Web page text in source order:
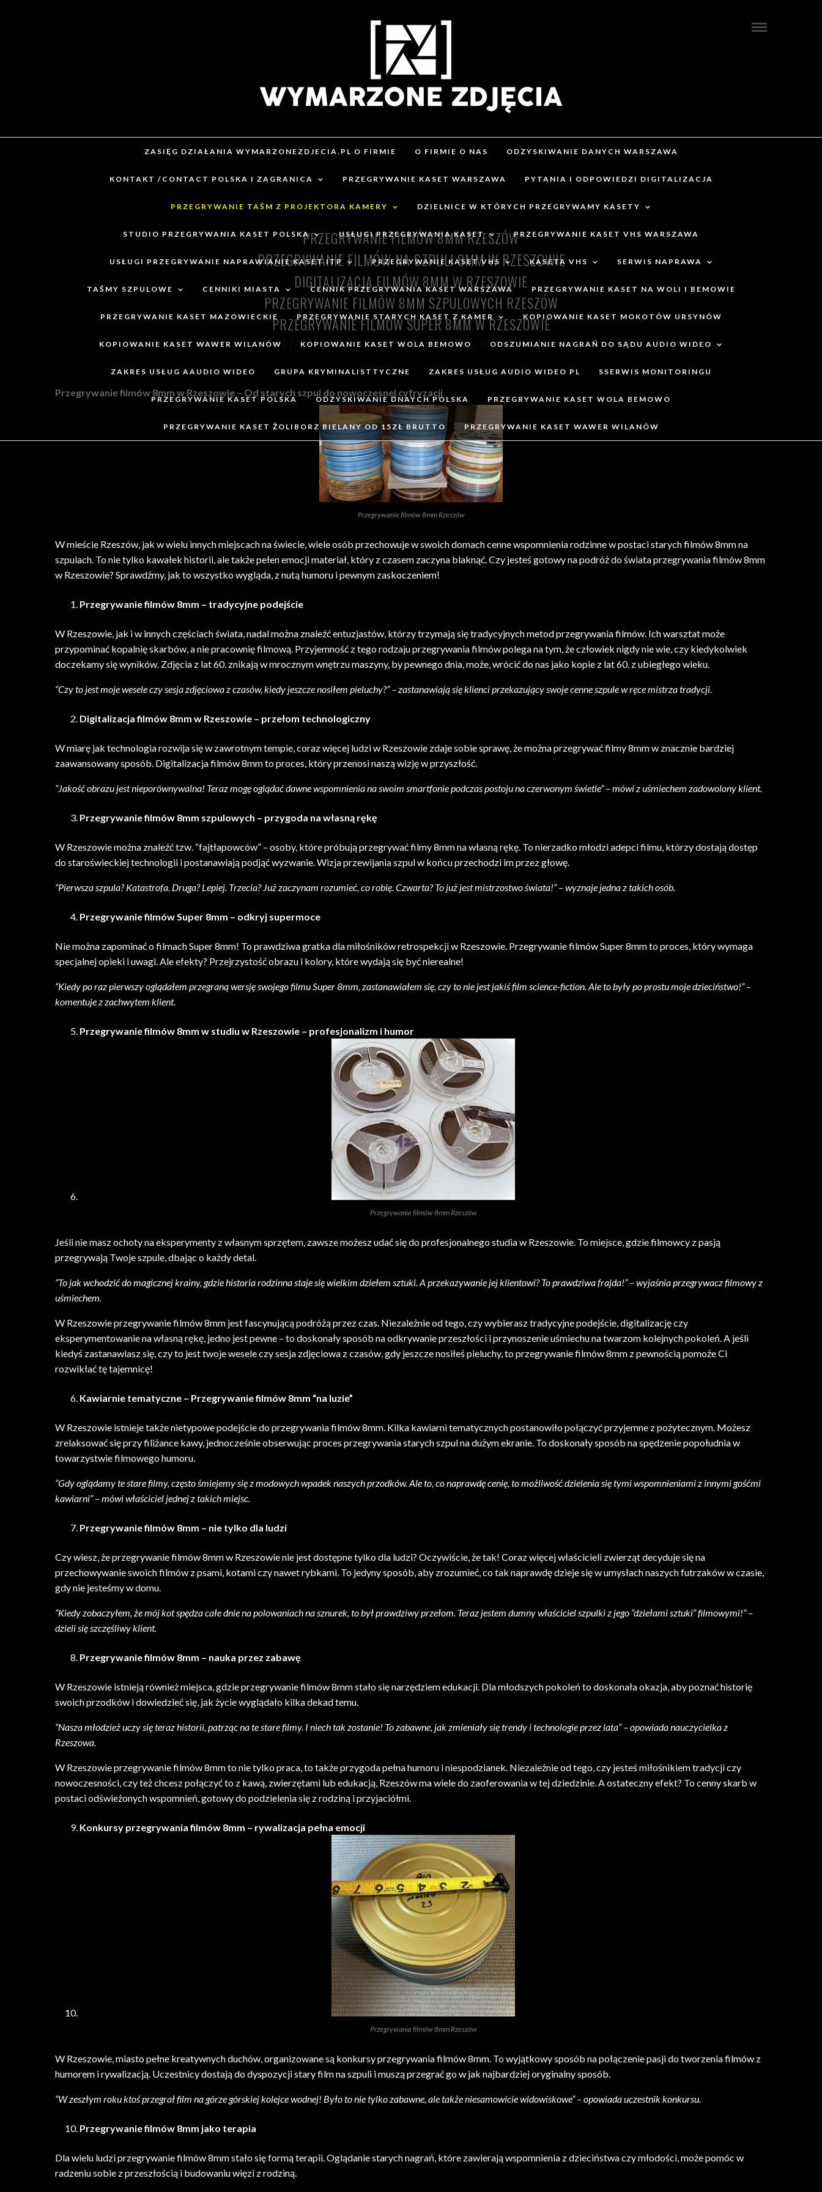
ZASIĘG DZIAŁANIA WYMARZONEZDJECIA.PL O FIRMIE O FIRMIE O NAS ODZYSKIWANIE DANYCH WARSZAWA
KONTAKT /CONTACT POLSKA I ZAGRANICA PRZEGRYWANIE KASET WARSZAWA PYTANIA I ODPOWIEDZI DIGITALIZACJA
PRZEGRYWANIE TAŚM Z PROJEKTORA KAMERY DZIELNICE W KTÓRYCH PRZEGRYWAMY KASETY
STUDIO PRZEGRYWANIA KASET POLSKA USŁUGI PRZEGRYWANIA KASET PRZEGRYWANIE KASET VHS WARSZAWA
USŁUGI PRZEGRYWANIE NAPRAWIANIE KASET ITP PRZEGRYWANIE KASET VHS KASETA VHS SERWIS NAPRAWA
TAŚMY SZPULOWE CENNIKI MIASTA CENNIK PRZEGRYWANIA KASET WARSZAWA PRZEGRYWANIE KASET NA WOLI I BEMOWIE
PRZEGRYWANIE KASET MAZOWIECKIE PRZEGRYWANIE STARYCH KASET Z KAMER KOPIOWANIE KASET MOKOTÓW URSYNÓW
KOPIOWANIE KASET WAWER WILANÓW KOPIOWANIE KASET WOLA BEMOWO ODSZUMIANIE NAGRAŃ DO SĄDU AUDIO WIDEO
ZAKRES USŁUG AAUDIO WIDEO GRUPA KRYMINALISTTYCZNE ZAKRES USŁUG AUDIO WIDEO PL SSERWIS MONITORINGU
PRZEGRYWANIE KASET POLSKA ODZYSKIWANIE DNAYCH POLSKA PRZEGRYWANIE KASET WOLA BEMOWO
PRZEGRYWANIE KASET ŻOLIBORZ BIELANY OD 15ZŁ BRUTTO PRZEGRYWANIE KASET WAWER WILANÓW
PRZEGRYWANIE FILMÓW 8MM RZESZÓW
PRZEGRYWANIE FILMÓW NA SZPULI 8MM W RZESZOWIE
DIGITALIZACJA FILMÓW 8MM W RZESZOWIE
PRZEGRYWANIE FILMÓW 8MM SZPULOWYCH RZESZÓW
PRZEGRYWANIE FILMÓW SUPER 8MM W RZESZOWIE
PRZEGRYWANIE FILMÓW 8MM W STUDIU W RZESZOWIE
Przegrywanie filmów 8mm w Rzeszowie – Od starych szpul do nowoczesnej cyfryzacji
Przegrywanie filmów 8mm Rzeszów
W mieście Rzeszów, jak w wielu innych miejscach na świecie, wiele osób przechowuje w swoich domach cenne wspomnienia rodzinne w postaci starych filmów 8mm na
szpulach. To nie tylko kawałek historii, ale także pełen emocji materiał, który z czasem zaczyna blaknąć. Czy jesteś gotowy na podróż do świata przegrywania filmów 8mm
w Rzeszowie? Sprawdźmy, jak to wszystko wygląda, z nutą humoru i pewnym zaskoczeniem!
Przegrywanie filmów 8mm – tradycyjne podejście
W Rzeszowie, jak i w innych częściach świata, nadal można znaleźć entuzjastów, którzy trzymają się tradycyjnych metod przegrywania filmów. Ich warsztat może
przypominać kopalnię skarbów, a nie pracownię filmową. Przyjemność z tego rodzaju przegrywania filmów polega na tym, że człowiek nigdy nie wie, czy kiedykolwiek
doczekamy się wyników. Zdjęcia z lat 60. znikają w mrocznym wnętrzu maszyny, by pewnego dnia, może, wrócić do nas jako kopie z lat 60. z ubiegłego wieku.
“Czy to jest moje wesele czy sesja zdjęciowa z czasów, kiedy jeszcze nosiłem pieluchy?” – zastanawiają się klienci przekazujący swoje cenne szpule w ręce mistrza tradycji.
Digitalizacja filmów 8mm w Rzeszowie – przełom technologiczny
W miarę jak technologia rozwija się w zawrotnym tempie, coraz więcej ludzi w Rzeszowie zdaje sobie sprawę, że można przegrywać filmy 8mm w znacznie bardziej
zaawansowany sposób. Digitalizacja filmów 8mm to proces, który przenosi naszą wizję w przyszłość.
“Jakość obrazu jest nieporównywalna! Teraz mogę oglądać dawne wspomnienia na swoim smartfonie podczas postoju na czerwonym świetle” – mówi z uśmiechem zadowolony klient.
Przegrywanie filmów 8mm szpulowych – przygoda na własną rękę
W Rzeszowie można znaleźć tzw. “fajtłapowców” – osoby, które próbują przegrywać filmy 8mm na własną rękę. To nierzadko młodzi adepci filmu, którzy dostają dostęp
do staroświeckiej technologii i postanawiają podjąć wyzwanie. Wizja przewijania szpul w końcu przechodzi im przez głowę.
“Pierwsza szpula? Katastrofa. Druga? Lepiej. Trzecia? Już zaczynam rozumieć, co robię. Czwarta? To już jest mistrzostwo świata!” – wyznaje jedna z takich osób.
Przegrywanie filmów Super 8mm – odkryj supermoce
Nie można zapominać o filmach Super 8mm! To prawdziwa gratka dla miłośników retrospekcji w Rzeszowie. Przegrywanie filmów Super 8mm to proces, który wymaga
specjalnej opieki i uwagi. Ale efekty? Przejrzystość obrazu i kolory, które wydają się być nierealne!
“Kiedy po raz pierwszy oglądałem przegraną wersję swojego filmu Super 8mm, zastanawiałem się, czy to nie jest jakiś film science-fiction. Ale to były po prostu moje dzieciństwo!” –
komentuje z zachwytem klient.
Przegrywanie filmów 8mm w studiu w Rzeszowie – profesjonalizm i humor
Przegrywanie filmów 8mm Rzeszów
Jeśli nie masz ochoty na eksperymenty z własnym sprzętem, zawsze możesz udać się do profesjonalnego studia w Rzeszowie. To miejsce, gdzie filmowcy z pasją
przegrywają Twoje szpule, dbając o każdy detal.
“To jak wchodzić do magicznej krainy, gdzie historia rodzinna staje się wielkim dziełem sztuki. A przekazywanie jej klientowi? To prawdziwa frajda!” – wyjaśnia przegrywacz filmowy z
uśmiechem.
W Rzeszowie przegrywanie filmów 8mm jest fascynującą podróżą przez czas. Niezależnie od tego, czy wybierasz tradycyjne podejście, digitalizację czy
eksperymentowanie na własną rękę, jedno jest pewne – to doskonały sposób na odkrywanie przeszłości i przynoszenie uśmiechu na twarzom kolejnych pokoleń. A jeśli
kiedyś zastanawiasz się, czy to jest twoje wesele czy sesja zdjęciowa z czasów, gdy jeszcze nosiłeś pieluchy, to przegrywanie filmów 8mm z pewnością pomoże Ci
rozwikłać tę tajemnicę!
Kawiarnie tematyczne – Przegrywanie filmów 8mm “na luzie”
W Rzeszowie istnieje także nietypowe podejście do przegrywania filmów 8mm. Kilka kawiarni tematycznych postanowiło połączyć przyjemne z pożytecznym. Możesz
zrelaksować się przy filiżance kawy, jednocześnie obserwując proces przegrywania starych szpul na dużym ekranie. To doskonały sposób na spędzenie popołudnia w
towarzystwie filmowego humoru.
“Gdy oglądamy te stare filmy, często śmiejemy się z modowych wpadek naszych przodków. Ale to, co naprawdę cenię, to możliwość dzielenia się tymi wspomnieniami z innymi gośćmi
kawiarni” – mówi właściciel jednej z takich miejsc.
Przegrywanie filmów 8mm – nie tylko dla ludzi
Czy wiesz, że przegrywanie filmów 8mm w Rzeszowie nie jest dostępne tylko dla ludzi? Oczywiście, że tak! Coraz więcej właścicieli zwierząt decyduje się na
przechowywanie swoich filmów z psami, kotami czy nawet rybkami. To jedyny sposób, aby zrozumieć, co tak naprawdę dzieje się w umysłach naszych futrzaków w czasie,
gdy nie jesteśmy w domu.
“Kiedy zobaczyłem, że mój kot spędza całe dnie na polowaniach na sznurek, to był prawdziwy przełom. Teraz jestem dumny właściciel szpulki z jego “dziełami sztuki” filmowymi!” –
dzieli się szczęśliwy klient.
Przegrywanie filmów 8mm – nauka przez zabawę
W Rzeszowie istnieją również miejsca, gdzie przegrywanie filmów 8mm stało się narzędziem edukacji. Dla młodszych pokoleń to doskonała okazja, aby poznać historię
swoich przodków i dowiedzieć się, jak życie wyglądało kilka dekad temu.
“Nasza młodzież uczy się teraz historii, patrząc na te stare filmy. I niech tak zostanie! To zabawne, jak zmieniały się trendy i technologie przez lata” – opowiada nauczycielka z
Rzeszowa.
W Rzeszowie przegrywanie filmów 8mm to nie tylko praca, to także przygoda pełna humoru i niespodzianek. Niezależnie od tego, czy jesteś miłośnikiem tradycji czy
nowoczesności, czy też chcesz połączyć to z kawą, zwierzętami lub edukacją, Rzeszów ma wiele do zaoferowania w tej dziedzinie. A ostateczny efekt? To cenny skarb w
postaci odświeżonych wspomnień, gotowy do podzielenia się z rodziną i przyjaciółmi.
Konkursy przegrywania filmów 8mm – rywalizacja pełna emocji
Przegrywanie filmów 8mm Rzeszów
W Rzeszowie, miasto pełne kreatywnych duchów, organizowane są konkursy przegrywania filmów 8mm. To wyjątkowy sposób na połączenie pasji do tworzenia filmów z
humorem i rywalizacją. Uczestnicy dostają do dyspozycji stary film na szpuli i muszą przegrać go w jak najbardziej oryginalny sposób.
“W zeszłym roku ktoś przegrał film na górze górskiej kolejce wodnej! Było to nie tylko zabawne, ale także niesamowicie widowiskowe” – opowiada uczestnik konkursu.
Przegrywanie filmów 8mm jako terapia
Dla wielu ludzi przegrywanie filmów 8mm stało się formą terapii. Oglądanie starych nagrań, które zawierają wspomnienia z dzieciństwa czy młodości, może pomóc w
radzeniu sobie z przeszłością i budowaniu więzi z rodziną.